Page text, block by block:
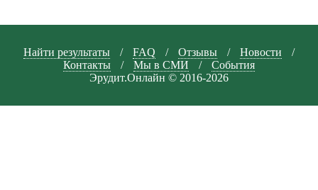
Найти результаты / FAQ / Отзывы / Новости
/
Контакты
/ Мы в СМИ /
События
Эрудит.Онлайн © 2016-2026